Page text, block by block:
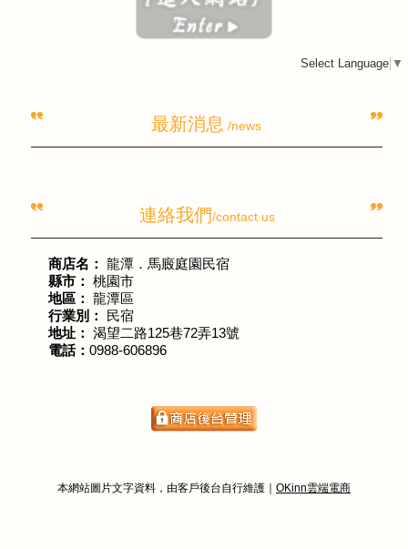
Select Language ▼
最新消息 /news
連絡我們/contact us
商店名： 龍潭．馬廄庭園民宿
縣市： 桃園市
地區： 龍潭區
行業別：
民宿
地址： 渴望二路125巷72弄13號
電話： 0988-606896
本網站圖片文字資料，由客戶後台自行維護｜ OKinn雲端電商